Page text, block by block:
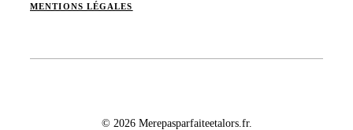
MENTIONS LÉGALES
© 2026 Merepasparfaiteetalors.fr.